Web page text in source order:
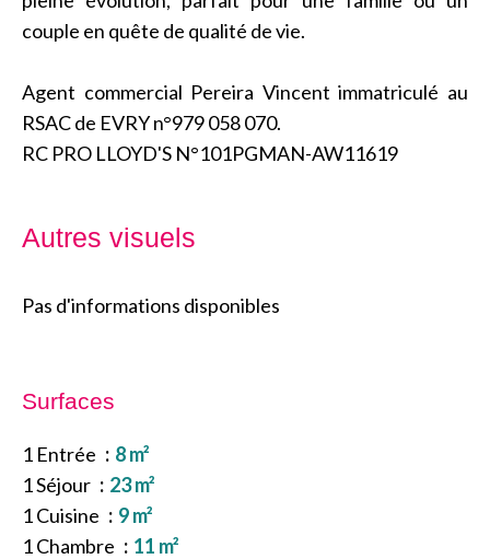
couple en quête de qualité de vie.
Agent commercial Pereira Vincent immatriculé au
RSAC de EVRY n°979 058 070.
RC PRO LLOYD'S N°101PGMAN-AW11619
Autres visuels
Pas d'informations disponibles
Surfaces
1 Entrée
8 m²
1 Séjour
23 m²
1 Cuisine
9 m²
1 Chambre
11 m²